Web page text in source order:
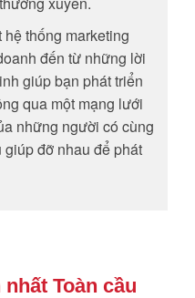
thống marketing
đến từ những lời
giúp bạn phát triển
qua một mạng lưới
những người có cùng
đỡ nhau để phát
Toàn cầu